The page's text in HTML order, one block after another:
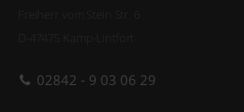
02842 - 9 03 06 29